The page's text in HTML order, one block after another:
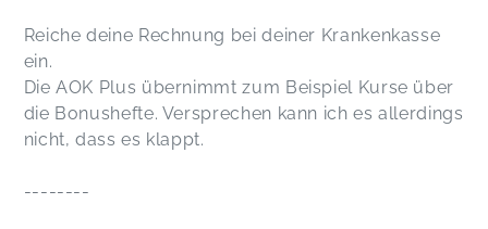
Reiche deine Rechnung bei deiner Krankenkasse
ein.
Die AOK Plus übernimmt zum Beispiel Kurse über
die Bonushefte. Versprechen kann ich es allerdings
nicht, dass es klappt.
--------